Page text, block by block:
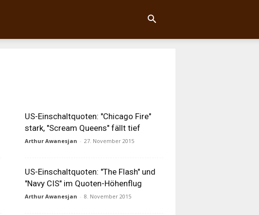
US-Einschaltquoten: "Chicago Fire"
stark, "Scream Queens" fällt tief
Arthur Awanesjan - 27. November 2015
US-Einschaltquoten: "The Flash" und
"Navy CIS" im Quoten-Höhenflug
Arthur Awanesjan - 8. November 2015